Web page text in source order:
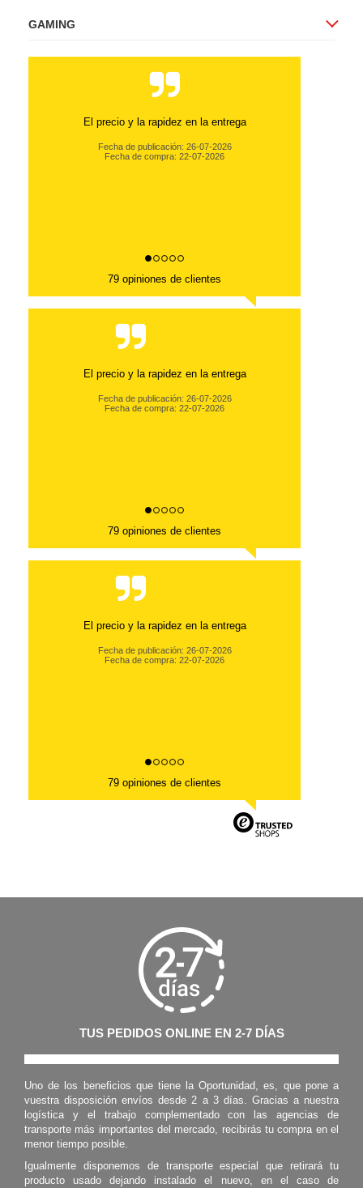
GAMING
El precio y la rapidez en la entrega
Fecha de publicación: 26-07-2026
Fecha de compra: 22-07-2026
79 opiniones de clientes
El precio y la rapidez en la entrega
Fecha de publicación: 26-07-2026
Fecha de compra: 22-07-2026
79 opiniones de clientes
El precio y la rapidez en la entrega
Fecha de publicación: 26-07-2026
Fecha de compra: 22-07-2026
79 opiniones de clientes
TUS PEDIDOS ONLINE EN 2-7 DÍAS
Uno de los beneficios que tiene la Oportunidad, es, que pone a
vuestra disposición envíos desde 2 a 3 días. Gracias a nuestra
logística y el trabajo complementado con las agencias de
transporte más importantes del mercado, recibirás tu compra en el
menor tiempo posible.
Igualmente disponemos de transporte especial que retirará tu
producto usado dejando instalado el nuevo, en el caso de